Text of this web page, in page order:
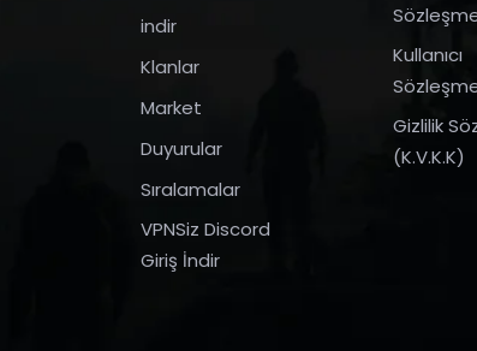
indir
Klanlar
Market
Duyurular
Sıralamalar
VPNSiz Discord
Giriş İndir
Kullanıcı
Gizlilik
(K.V.K.K)